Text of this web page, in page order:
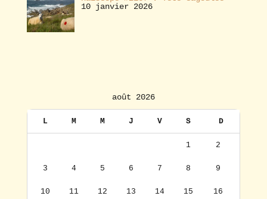
10 janvier 2026
août 2026
L M M J V S D
1 2
3 4 5 6 7 8 9
10 11 12 13 14 15 16